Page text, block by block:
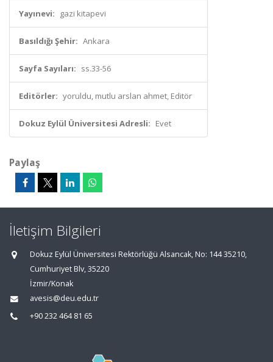
Yayınevi: gazi kitapevi
Basıldığı Şehir: Ankara
Sayfa Sayıları: ss.33-56
Editörler: yoruldu, mutlu arslan ahmet, Editör
Dokuz Eylül Üniversitesi Adresli: Evet
Paylaş
İletişim Bilgileri
Dokuz Eylül Üniversitesi Rektörlüğü Alsancak, No: 144 35210,
Cumhuriyet Blv, 35220
İzmir/Konak
avesis@deu.edu.tr
+90 232 464 81 65